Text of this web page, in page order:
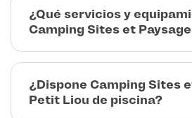
¿Qué servicios y
Camping Sites et
¿Dispone Camping Sites
Petit Liou de piscina?